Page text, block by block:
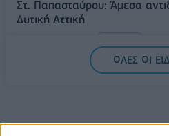
Στ. Παπασταύρου: Άμεσα
Δυτική Αττική
ΟΛΕΣ ΟΙ